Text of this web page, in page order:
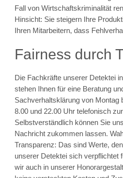
Fall von Wirtschaftskriminalität
Hinsicht: Sie steigern Ihre
Ihren Mitarbeitern, dass
Fairness durch
Die Fachkräfte unserer Detektei
stehen Ihnen für eine Beratung
Sachverhaltsklärung von Montag
8.00 und 22.00 Uhr telefonisch
Selbstverständlich können Sie
Nachricht zukommen lassen.
Transparenz: Das sind Werte,
unserer Detektei sich verpflichtet
wir auch in unserer